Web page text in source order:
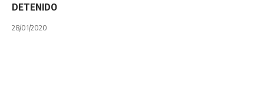
DETENIDO
28/01/2020